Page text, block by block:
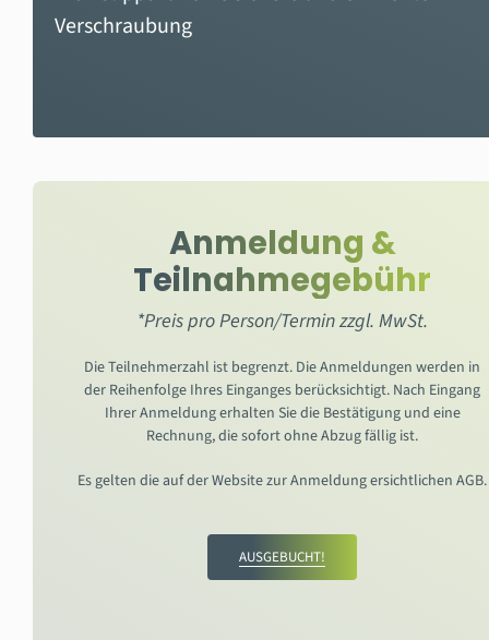
Verschraubung
Anmeldung &
Teilnahmegebühr
*Preis pro Person/Termin zzgl. MwSt.
Die Teilnehmerzahl ist begrenzt. Die Anmeldungen werden in
der Reihenfolge Ihres Einganges berücksichtigt. Nach Eingang
Ihrer Anmeldung erhalten Sie die Bestätigung und eine
Rechnung, die sofort ohne Abzug fällig ist.
Es gelten die auf der Website zur Anmeldung ersichtlichen AGB.
AUSGEBUCHT!